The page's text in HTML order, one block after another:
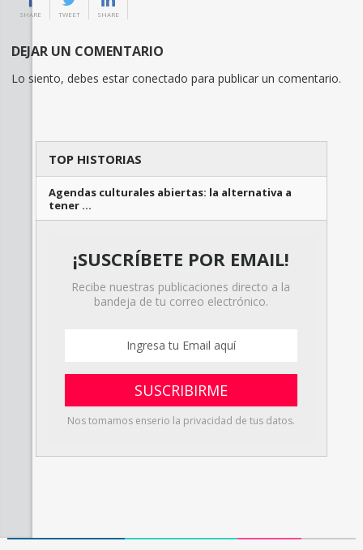
SHARE TWEET SHARE
DEJAR UN COMENTARIO
Lo siento, debes estar conectado para publicar un comentario.
TOP HISTORIAS
Agendas culturales abiertas: la alternativa a
tener …
¡SUSCRÍBETE POR EMAIL!
Recibe nuestras publicaciones directo a la
bandeja de tu correo electrónico.
Nos tomamos enserio la privacidad de tus datos.